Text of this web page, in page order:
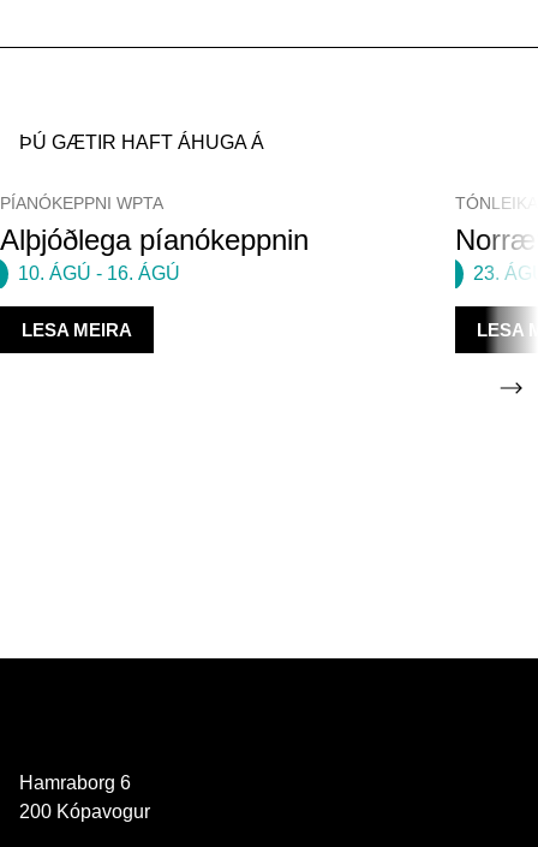
ÞÚ GÆTIR HAFT ÁHUGA Á
PÍANÓKEPPNI WPTA
Alþjóðlega píanókeppnin
10. ÁGÚ - 16. ÁGÚ
LESA MEIRA
23.
LESA
Hamraborg 6
200 Kópavogur